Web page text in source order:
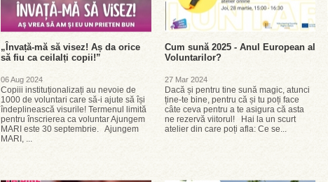
„Învață-mă să visez! Aș da orice
să fiu ca ceilalți copii!”
06 Aug 2024
Copiii instituționalizați au nevoie de
1000 de voluntari care să-i ajute să își
îndeplinească visurile! Termenul limită
pentru înscrierea ca voluntar Ajungem
MARI este 30 septembrie. Ajungem
MARI, ...
Cum sună 2025 - Anul European al
Voluntarilor?
27 Mar 2024
Dacă și pentru tine sună magic, atunci
ține-te bine, pentru că și tu poți face
câte ceva pentru a te asigura că asta
ne rezervă viitorul! Hai la un scurt
atelier din care poți afla: Ce se...